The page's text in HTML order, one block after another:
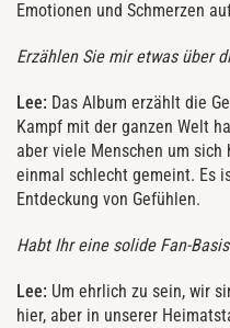
Emotionen und Schmerzen
Erzählen Sie mir etwas über
Lee: Das Album erzählt die
Kampf mit der ganzen Welt
aber viele Menschen um
einmal schlecht gemeint. Es
Entdeckung von Gefühlen.
Habt Ihr eine solide Fan-
Lee: Um ehrlich zu sein, wir
hier, aber in unserer